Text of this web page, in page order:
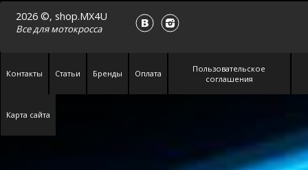
2026 ©, shop.MX4U
Все длямотокросса
Контакты Статьи Бренды Оплата
Пользовательское
соглашения
Карта сайта